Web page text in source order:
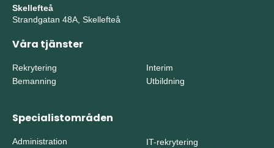
Skellefteå
Strandgatan 48A, Skellefteå
Våra tjänster
Rekrytering
Bemanning
Interim
Utbildning
Specialistområden
Administration
IT-rekrytering